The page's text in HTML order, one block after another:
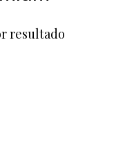
resultado